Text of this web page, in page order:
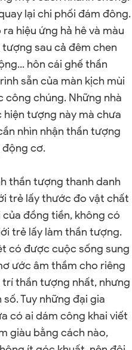
lại chi phối đám đông.
hiệu ứng hả hê và màu
sau cả đêm chen
hôn cái ghế thần
sẵn của màn kịch mùi
công chúng. Những nhà
tượng này mà chưa
nhìn nhận thần tượng
cơ.
thần tượng thanh danh
trẻ lấy thước đo vật chất
đồng tiền, không có
trẻ lấy làm thần tượng.
có được cuộc sống sung
ước âm thầm cho riêng
trí thần tượng nhất, nhưng
Tuy những đại gia
có ai dám công khai viết
giàu bằng cách nào,